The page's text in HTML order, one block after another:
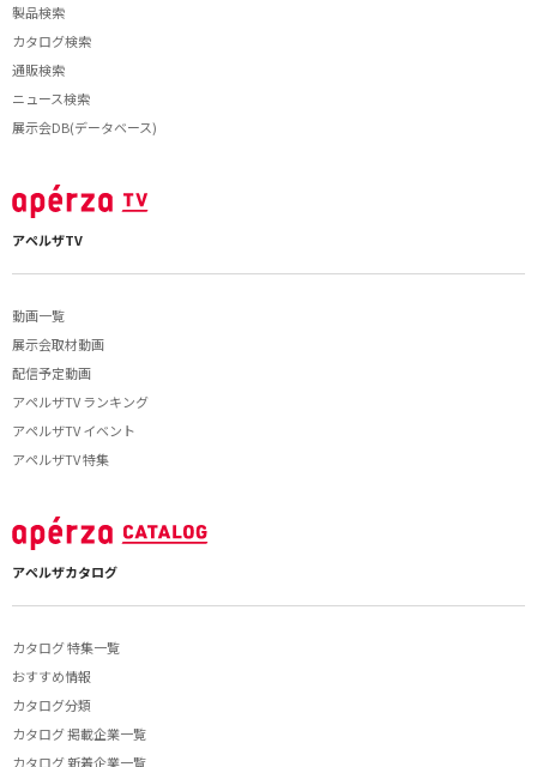
製品検索
カタログ検索
通販検索
ニュース検索
展示会DB(データベース)
アペルザTV
動画一覧
展示会取材動画
配信予定動画
アペルザTV ランキング
アペルザTV イベント
アペルザTV 特集
アペルザカタログ
カタログ 特集一覧
おすすめ情報
カタログ分類
カタログ 掲載企業一覧
カタログ 新着企業一覧